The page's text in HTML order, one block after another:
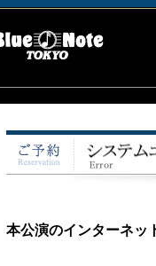
本公演のインターネッ